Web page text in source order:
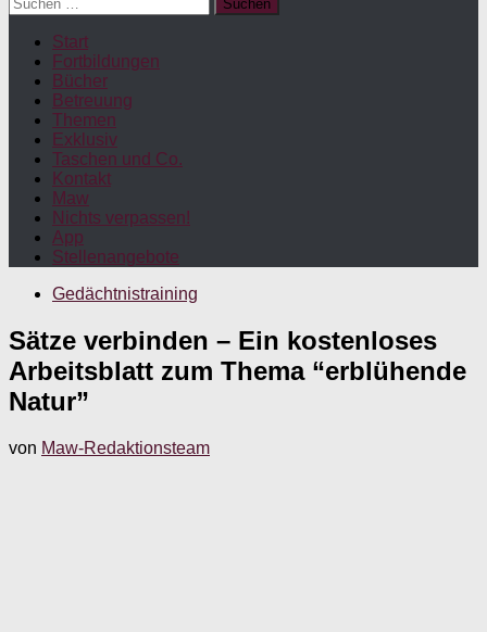
nach:
Start
Fortbildungen
Bücher
Betreuung
Themen
Exklusiv
Taschen und Co.
Kontakt
Maw
Nichts verpassen!
App
Stellenangebote
Gedächtnistraining
Sätze verbinden – Ein kostenloses
Arbeitsblatt zum Thema “erblühende
Natur”
von Maw-Redaktionsteam